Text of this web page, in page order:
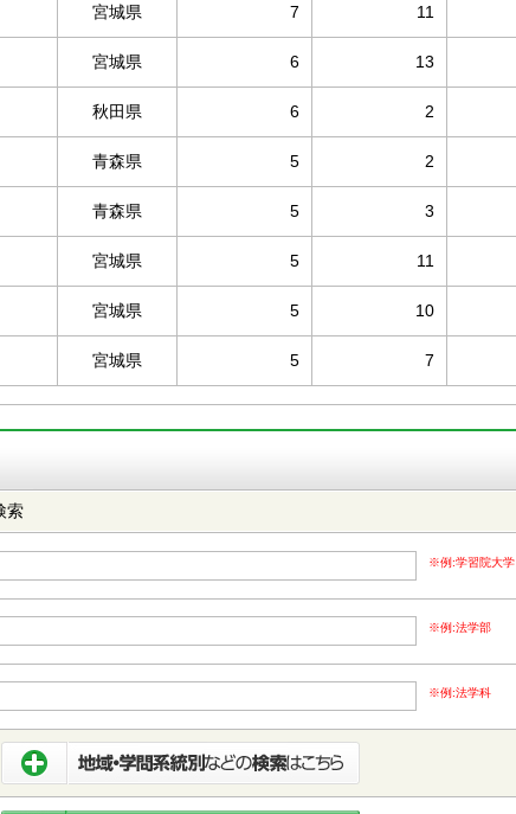
宮城県 7 11
宮城県 6 13
秋田県 6 2
青森県 5 2
青森県 5 3
宮城県 5 11
宮城県 5 10
宮城県 5 7
索
※例:学習院大学
※例:法学部
※例:法学科